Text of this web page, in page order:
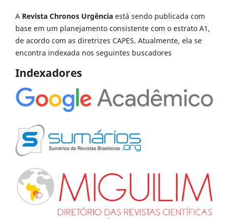
A Revista Chronos Urgência está sendo publicada com
base em um planejamento consistente com o estrato A1,
de acordo com as diretrizes CAPES. Atualmente, ela se
encontra indexada nos seguintes buscadores
Indexadores